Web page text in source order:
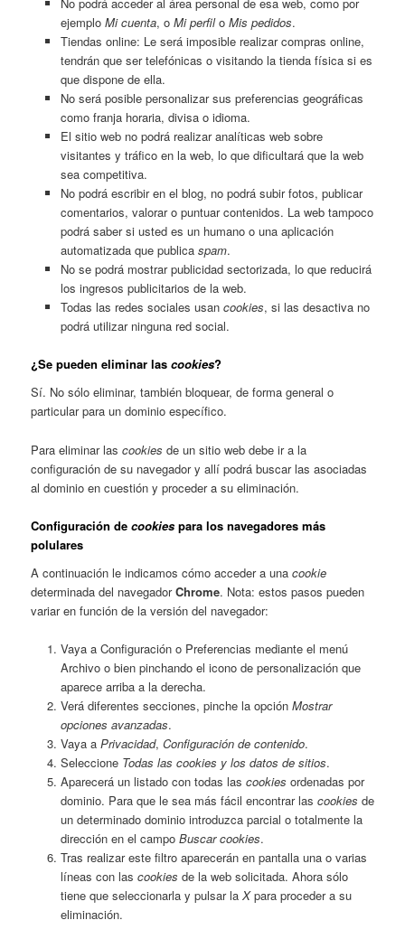
ejemplo Mi cuenta, o Mi perfilo Mis pedidos.
Tiendas online: Le será imposible realizar compras online,
tendrán que ser telefónicas o visitando la tienda física si es
que dispone de ella.
No será posible personalizar sus preferencias geográficas
como franja horaria, divisa o idioma.
El sitio web no podrá realizar analíticas web sobre
visitantes y tráfico en la web, lo que dificultará que la web
sea competitiva.
No podrá escribir en el blog, no podrá subir fotos, publicar
comentarios, valorar o puntuar contenidos. La web tampoco
podrá saber si usted es un humano o una aplicación
automatizada que publica spam.
No se podrá mostrar publicidad sectorizada, lo que reducirá
los ingresos publicitarios de la web.
Todas las redes sociales usan cookies, si las desactiva no
podrá utilizar ninguna red social.
¿Se pueden eliminar lascookies?
Sí. No sólo eliminar, también bloquear, de forma general o
particular para un dominio específico.
Para eliminar lascookies de un sitio web debe ir a la
configuración de su navegador y allí podrá buscar las asociadas
al dominio en cuestión y proceder a su eliminación.
Configuración decookies para los navegadores más
polulares
A continuación le indicamos cómo acceder a unacookie
determinada del navegadorChrome. Nota: estos pasos pueden
variar en función de la versión del navegador:
Vaya a Configuración o Preferencias mediante el menú
Archivo o bien pinchando el icono de personalización que
aparece arriba a la derecha.
Verá diferentes secciones, pinche la opción Mostrar
opciones avanzadas.
Vaya a Privacidad, Configuración de contenido.
Seleccione Todas las cookies y los datos de sitios.
Aparecerá un listado con todas las cookies ordenadas por
dominio. Para que le sea más fácil encontrar las cookies de
un determinado dominio introduzca parcial o totalmente la
dirección en el campo Buscar cookies.
Tras realizar este filtro aparecerán en pantalla una o varias
líneas con las cookies de la web solicitada. Ahora sólo
tiene que seleccionarla y pulsar la Xpara proceder a su
eliminación.